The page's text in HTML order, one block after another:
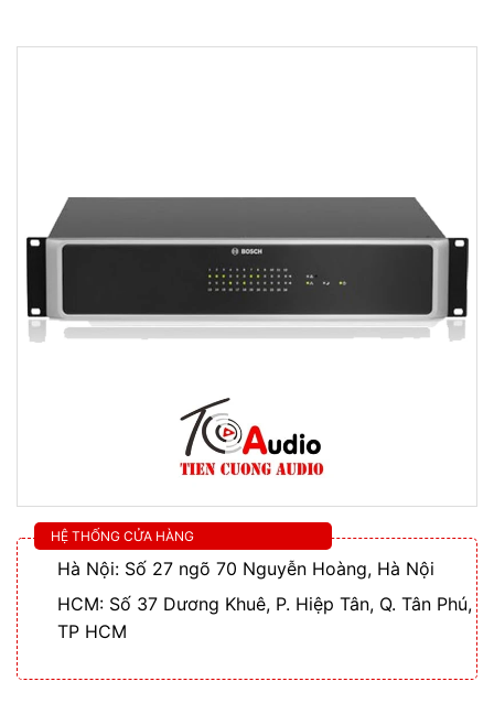
HỆ THỐNG CỬA HÀNG
Hà Nội: Số 27 ngõ 70 Nguyễn Hoàng, Hà Nội
HCM: Số 37 Dương Khuê, P. Hiệp Tân, Q. Tân Phú,
TP HCM